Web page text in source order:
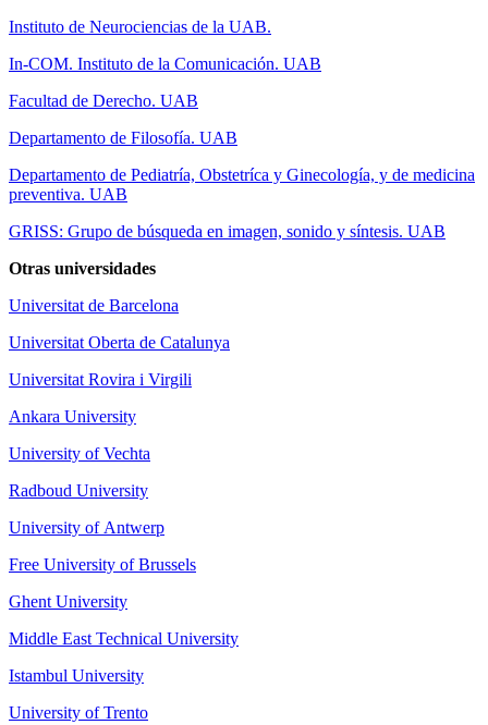
Instituto de Neurociencias de la UAB.
In-COM. Instituto de la Comunicación. UAB
Facultad de Derecho. UAB
Departamento de Filosofía. UAB
Departamento de Pediatría, Obstetríca y Ginecología, y de medicina
preventiva. UAB
GRISS: Grupo de búsqueda en imagen, sonido y síntesis. UAB
Otras universidades
Universitat de Barcelona
Universitat Oberta de Catalunya
Universitat Rovira i Virgili
Ankara University
University of Vechta
Radboud University
University of Antwerp
Free University of Brussels
Ghent University
Middle East Technical University
Istambul University
University of Trento